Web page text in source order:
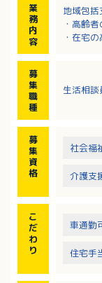
業
務
内
容
地域包
・高齢
・在宅
谷・大字
募
集
職
種
生活相談
募
集
資
格
社会福
介護支
こ
だ
わ
り
車通勤
住宅手